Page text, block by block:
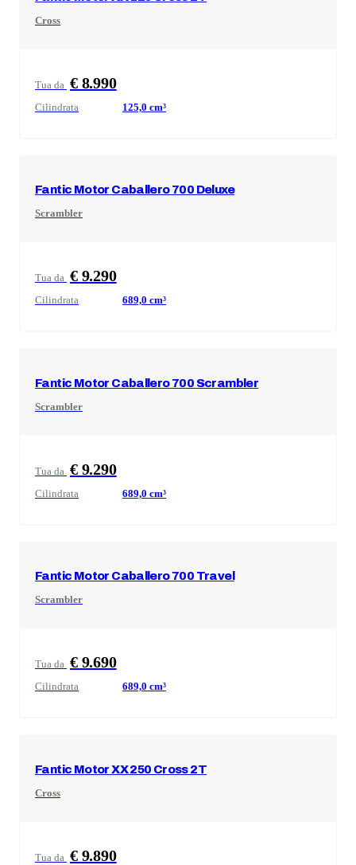
Cross
Tua da € 8.990
Cilindrata 125,0 cm³
Fantic Motor Caballero 700 Deluxe
Scrambler
Tua da € 9.290
Cilindrata 689,0 cm³
Fantic Motor Caballero 700 Scrambler
Scrambler
Tua da € 9.290
Cilindrata 689,0 cm³
Fantic Motor Caballero 700 Travel
Scrambler
Tua da € 9.690
Cilindrata 689,0 cm³
Fantic MotorXX 250 Cross 2T
Cross
Tua da € 9.890